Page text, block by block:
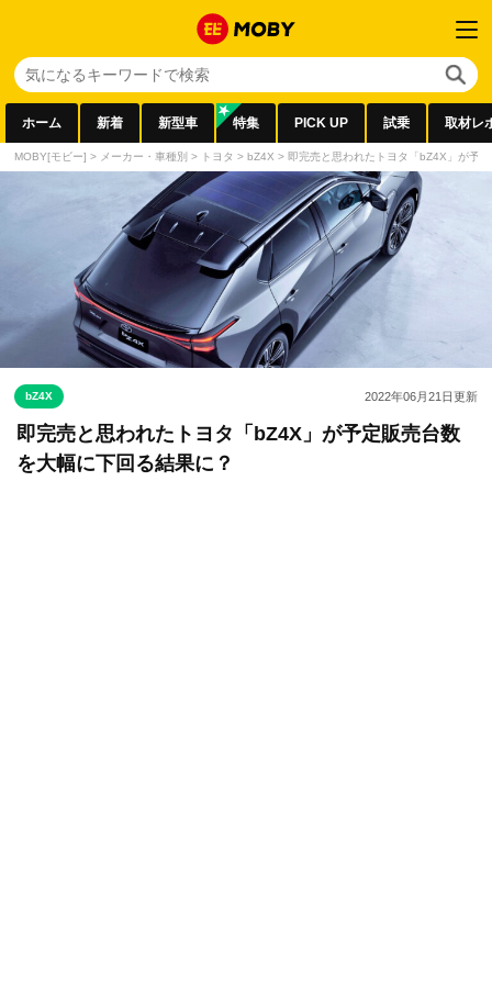
ホーム 新着 新型車 特集 PICK UP 試乗 取材レ
MOBY[モビー] > メーカー・車種別 > トヨタ > bZ4X > 即完売と思われたトヨタ「bZ4X」が予
bZ4X 2022年06月21日更新
即完売と思われたトヨタ「bZ4X」が予定販売台数
を大幅に下回る結果に？